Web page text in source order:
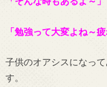
「勉強って大変よね～
子供のオアシスになっ
す。